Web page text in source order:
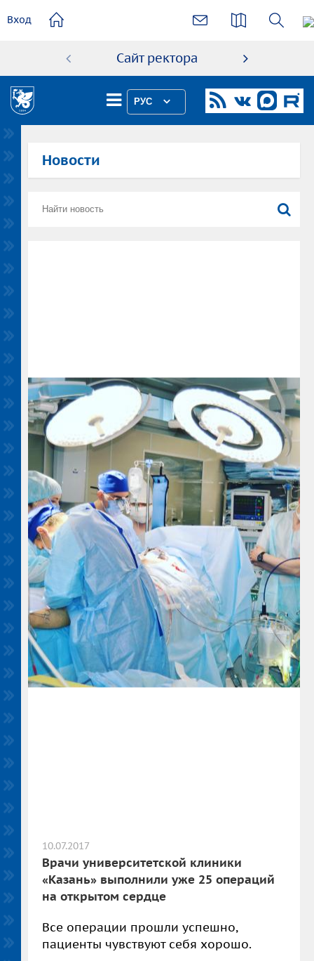
содержанию
Вход
Сайт ректора
РУС
Новости
10.07.2017
Врачи университетской клиники
«Казань» выполнили уже 25 операций
на открытом сердце
Все операции прошли успешно,
пациенты чувствуют себя хорошо.